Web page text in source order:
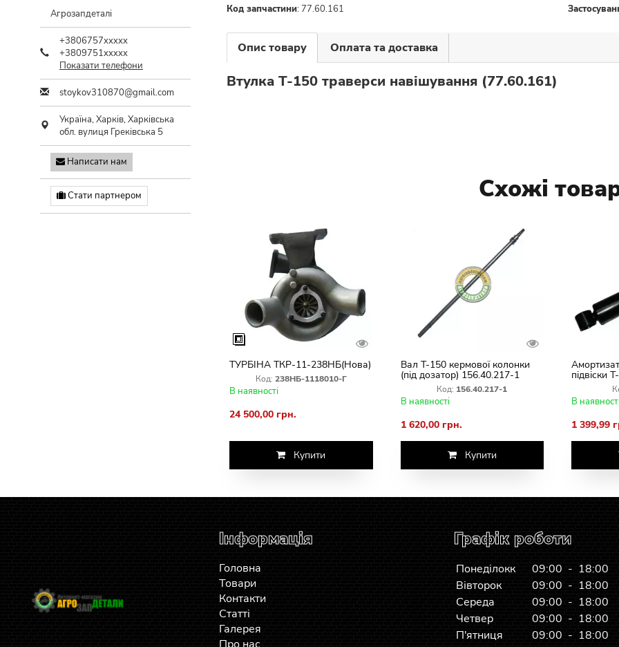
Код запчастини:77.60.161
Опис товару Оплата та доставка
Втулка Т-150 траверси навішування (77.60.161)
Схожі
ТУРБІНА ТКР-11-238НБ(Нова)
Код: 238НБ-1118010-Г
В наявності
24 500,00 грн.
Купити
Вал Т-150 кермової колонки
(під дозатор) 156.40.217-1
Код: 156.40.217-1
В наявності
1 620,00 грн.
Купити
підвіски
В
1 399,99
Агрозапдеталі
+3806757xxxxx
+3809751xxxxx
Показати телефони
stoykov310870@gmail.com
Україна,Харків,Харківська
обл. вулиця Греківська 5
Написати нам
Стати партнером
Інформація
Головна
Товари
Контакти
Статті
Галерея
Графік роботи
Понеділокк
09:00 - 18:00
Вівторок
09:00 - 18:00
Середа
09:00 - 18:00
Четвер
09:00 - 18:00
П'ятниця
09:00 - 18:00